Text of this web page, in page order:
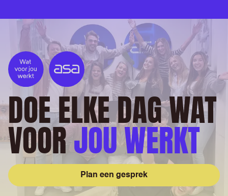
DOE ELKE DAG WAT
VOORJOU WERKT
Plan een gesprek